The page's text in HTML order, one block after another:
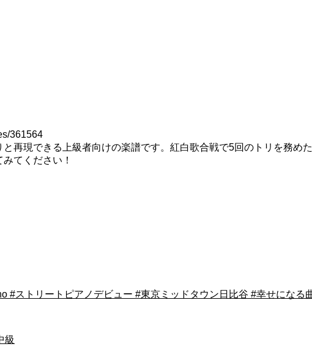
361564
と再現できる上級者向けの楽譜です。紅白歌合戦で5回のトリを務
てください！
#ストリートピアノデビュー #東京ミッドタウン日比谷 #幸せになる
級